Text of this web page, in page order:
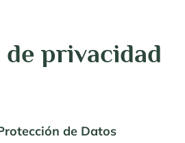
privacidad
de Datos